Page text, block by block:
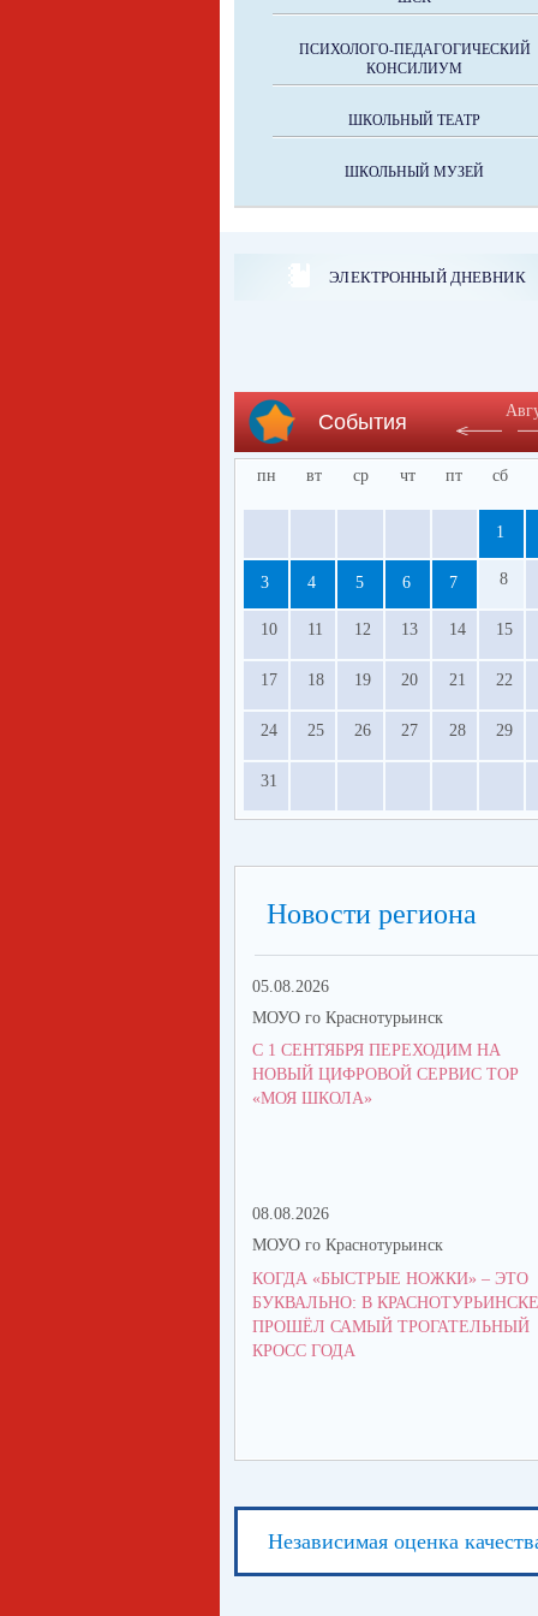
ПСИХОЛОГО-ПЕДАГОГИЧЕСКИЙ
КОНСИЛИУМ
ШКОЛЬНЫЙ ТЕАТР
ШКОЛЬНЫЙ МУЗЕЙ
ЭЛЕКТРОННЫЙ ДНЕВНИК
События
пн вт ср чт пт сб
1
3 4 5 6 7 8
10 11 12 13 14 15
17 18 19 20 21 22
24 25 26 27 28 29
31
Новости региона
05.08.2026
МОУО го Краснотурьинск
С 1 СЕНТЯБРЯ ПЕРЕХОДИМ НА
НОВЫЙ ЦИФРОВОЙ СЕРВИС ТОР
«МОЯ ШКОЛА»
08.08.2026
МОУО го Краснотурьинск
КОГДА «БЫСТРЫЕ НОЖКИ» – ЭТО
БУКВАЛЬНО: В КРАСНОТУРЬИНСКЕ
ПРОШЁЛ САМЫЙ ТРОГАТЕЛЬНЫЙ
КРОСС ГОДА
Независимая оценка